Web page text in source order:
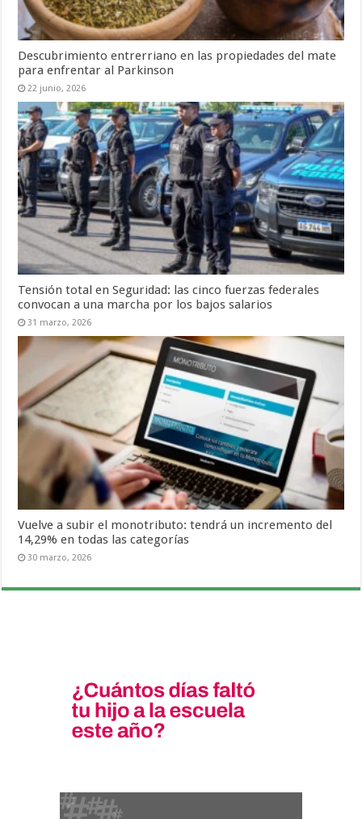
Descubrimiento entrerriano en las propiedades del mate
para enfrentar al Parkinson
22 junio, 2026
Tensión total en Seguridad: las cinco fuerzas federales
convocan a una marcha por los bajos salarios
31 marzo, 2026
Vuelve a subir el monotributo: tendrá un incremento del
14,29% en todas las categorías
30 marzo, 2026